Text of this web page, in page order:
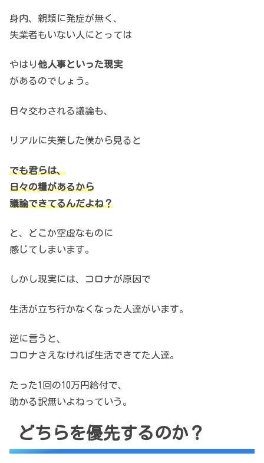
身内、親類に発症が無く、
失業者もいない人にとっては
やはり他人事といった現実
があるのでしょう。
日々交わされる議論も、
リアルに失業した僕から見ると
でも君らは、
日々の糧があるから
議論できてるんだよね？
と、どこか空虚なものに
感じてしまいます。
しかし現実には、コロナが原因で
生活が立ち行かなくなった人達がいます。
逆に言うと、
コロナさえなければ生活できてた人達。
たった1回の10万円給付で、
助かる訳無いよねっていう。
どちらを優先するのか？